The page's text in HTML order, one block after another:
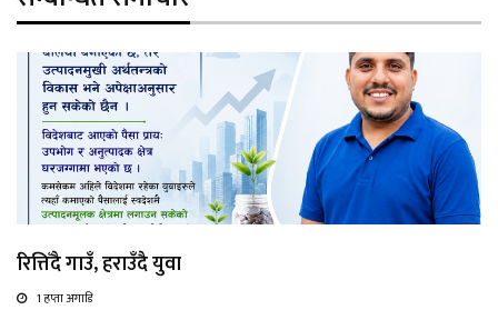
रित्तिँदै गाउँ, हराउँदै युवा
1 हप्ता अगाडि